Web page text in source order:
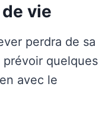
vie
perdra de sa
prévoir quelques
avec le